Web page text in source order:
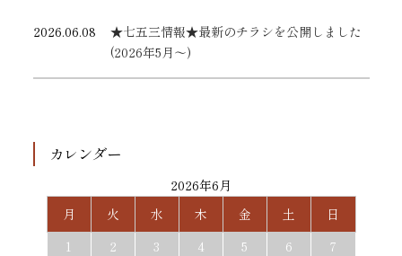
2026.06.08
★七五三情報★最新のチラシを公開しました
(2026年5月～)
カレンダー
2026年6月
月
火 水 木 金 土
日
1
2 3 4 5 6
7